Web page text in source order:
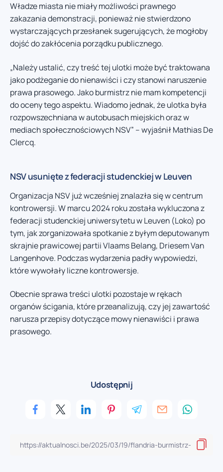
Władze miasta nie miały możliwości prawnego
zakazania demonstracji, ponieważ nie stwierdzono
wystarczających przesłanek sugerujących, że mogłoby
dojść do zakłócenia porządku publicznego.
„Należy ustalić, czy treść tej ulotki może być traktowana
jako podżeganie do nienawiści i czy stanowi naruszenie
prawa prasowego. Jako burmistrz nie mam kompetencji
do oceny tego aspektu. Wiadomo jednak, że ulotka była
rozpowszechniana w autobusach miejskich oraz w
mediach społecznościowych NSV” – wyjaśnił Mathias De
Clercq.
NSV usunięte z federacji studenckiej w Leuven
Organizacja NSV już wcześniej znalazła się w centrum
kontrowersji. W marcu 2024 roku została wykluczona z
federacji studenckiej uniwersytetu w Leuven (Loko) po
tym, jak zorganizowała spotkanie z byłym deputowanym
skrajnie prawicowej partii Vlaams Belang, Driesem Van
Langenhove. Podczas wydarzenia padły wypowiedzi,
które wywołały liczne kontrowersje.
Obecnie sprawa treści ulotki pozostaje w rękach
organów ścigania, które przeanalizują, czy jej zawartość
narusza przepisy dotyczące mowy nienawiści i prawa
prasowego.
Udostępnij